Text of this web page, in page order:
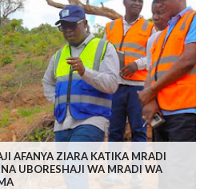
AFANYA ZIARA KATIKA MRADI
UBORESHAJI WA MRADI WA